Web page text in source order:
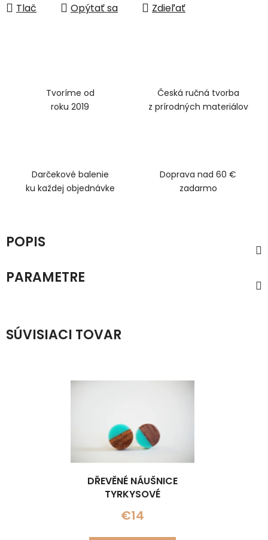
Tlač Opýtať sa Zdieľať
Tvoríme od
roku 2019
Česká ručná tvorba
z prírodných materiálov
Darčekové balenie
ku každej objednávke
Doprava nad 60 €
zadarmo
POPIS
PARAMETRE
SÚVISIACI TOVAR
DŘEVĚNÉ NÁUŠNICE
TYRKYSOVÉ
€14